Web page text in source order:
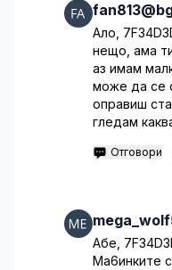
Ало,
нещо, ама
аз имам
може да се
оправиш
гледам
Отговори
Абе,
Ма6инките